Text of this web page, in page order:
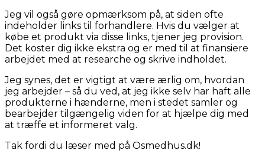
Jeg vil også gøre opmærksom på, at siden ofte
indeholder links til forhandlere. Hvis du vælger at
købe et produkt via disse links, tjener jeg provision.
Det koster dig ikke ekstra og er med til at finansiere
arbejdet med at researche og skrive indholdet.
Jeg synes, det er vigtigt at være ærlig om, hvordan
jeg arbejder – så du ved, at jeg ikke selv har haft alle
produkterne i hænderne, men i stedet samler og
bearbejder tilgængelig viden for at hjælpe dig med
at træffe et informeret valg.
Tak fordi du læser med på Osmedhus.dk!